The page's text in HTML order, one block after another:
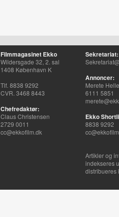
Filmmagasinet Ekko
Wildersgade 32, 2. sal
1408 København K
Tlf. 8838 9292
CVR. 3468 8443
Chefredaktør:
Claus Christensen
2729 0011
cc@ekkofilm.dk
Sekretariat:
Annoncer:
Merete
6111 5851
Ekko
8838 9292
Artikler og
indekseres
distribueres